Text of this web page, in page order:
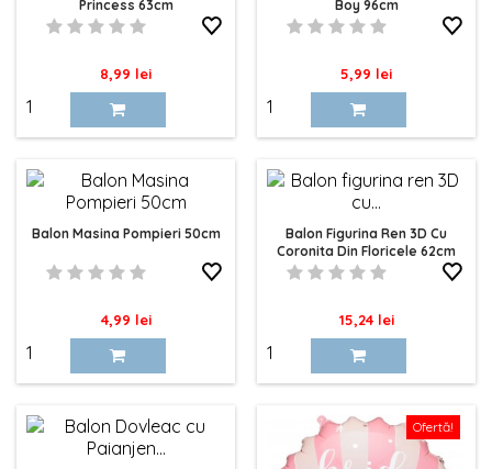
Princess 63cm
Pret
8,99 lei
Boy 96cm
Pret
5,99 lei
Balon Masina Pompieri 50cm
Pret
4,99 lei
Balon Figurina Ren 3D Cu
Coronita Din Floricele 62cm
Pret
15,24 lei
Ofertă!